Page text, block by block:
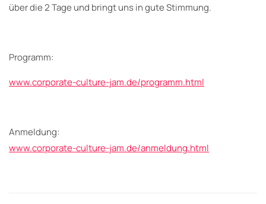
über die 2 Tage und bringt uns in gute Stimmung.
Programm:
www.corporate-culture-jam.de/programm.html
Anmeldung:
www.corporate-culture-jam.de/anmeldung.html